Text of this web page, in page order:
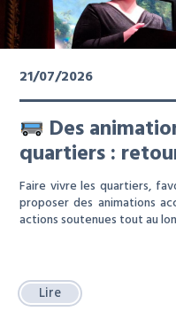
21/07/2026
Des
quartiers :
Faire vivre les quartiers,
proposer des animations
actions soutenues tout au
Lire